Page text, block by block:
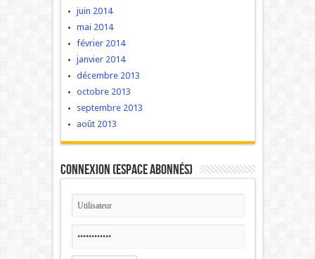
juin 2014
mai 2014
février 2014
janvier 2014
décembre 2013
octobre 2013
septembre 2013
août 2013
Connexion (Espace Abonnés)